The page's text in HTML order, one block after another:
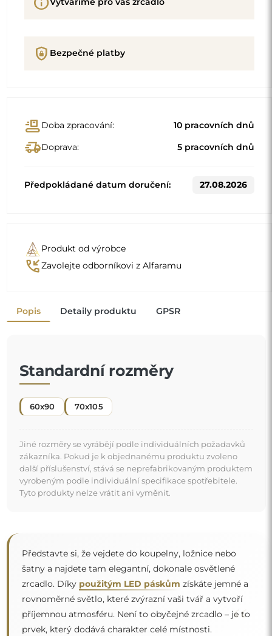
shield_lock Bezpečné platby
conveyor_beltDoba zpracování: 10 pracovních dnů
delivery_truck_speedDoprava: 5 pracovních dnů
Předpokládané datum doručení: 27.08.2026
Produkt od výrobce
phone_callbackZavolejte odborníkovi z Alfaramu
Popis Detaily produktu GPSR
Standardní rozměry
60x90 70x105
Jiné rozměry se vyrábějí podle individuálních požadavků
zákazníka. Pokud je k objednanému produktu zvoleno
další příslušenství, stává se neprefabrikovaným produktem
vyrobeným podle individuální specifikace spotřebitele.
Tyto produkty nelze vrátit ani vyměnit.
Představte si, že vejdete do koupelny, ložnice nebo
šatny a najdete tam elegantní, dokonale osvětlené
zrcadlo. Díky použitým LED páskům získáte jemné a
rovnoměrné světlo, které zvýrazní vaši tvář a vytvoří
příjemnou atmosféru. Není to obyčejné zrcadlo – je to
prvek, který dodává charakter celé místnosti.
“